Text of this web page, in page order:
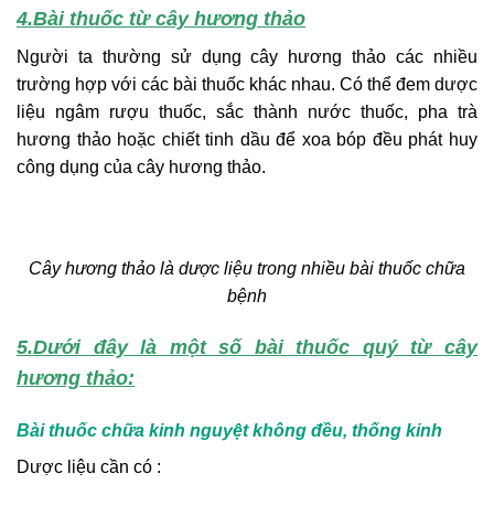
4.Bài thuốc từ cây hương thảo
Người ta thường sử dụng cây hương thảo các nhiều
trường hợp với các bài thuốc khác nhau. Có thể đem dược
liệu ngâm rượu thuốc, sắc thành nước thuốc, pha trà
hương thảo hoặc chiết tinh dầu để xoa bóp đều phát huy
công dụng của cây hương thảo.
Cây hương thảo là dược liệu trong nhiều bài thuốc chữa
bệnh
5.Dưới đây là một số bài thuốc quý từ cây
hương thảo:
Bài thuốc chữa kinh nguyệt không đều, thống kinh
Dược liệu cần có :